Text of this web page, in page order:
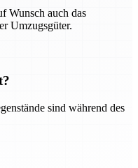
Wunsch auch das
Umzugsgüter.
sind während des